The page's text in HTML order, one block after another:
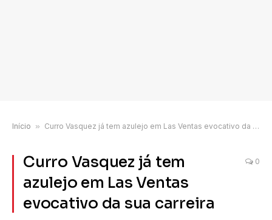
Início » Curro Vasquez já tem azulejo em Las Ventas evocativo da sua carreira
Curro Vasquez já tem
azulejo em Las Ventas
evocativo da sua carreira
0